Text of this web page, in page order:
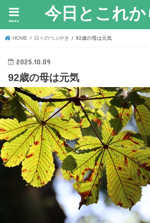
今日とこれか
menu
HOME 日々のつぶやき 92歳の母は元気
2025.10.09
92歳の母は元気